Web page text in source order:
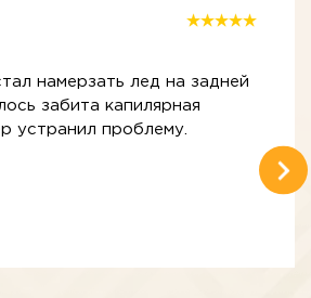
намерзать лед на задней
забита капилярная
устранил проблему.